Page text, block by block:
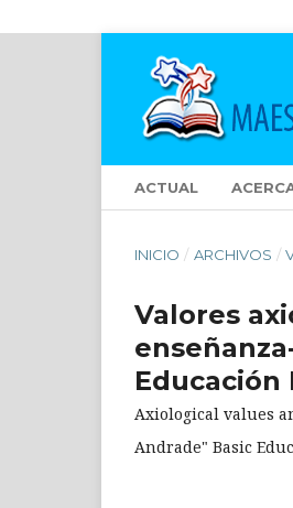
ACTUAL
INICIO / ARCHIVOS /
Valores
Educación
Axiological values
Andrade" Basic